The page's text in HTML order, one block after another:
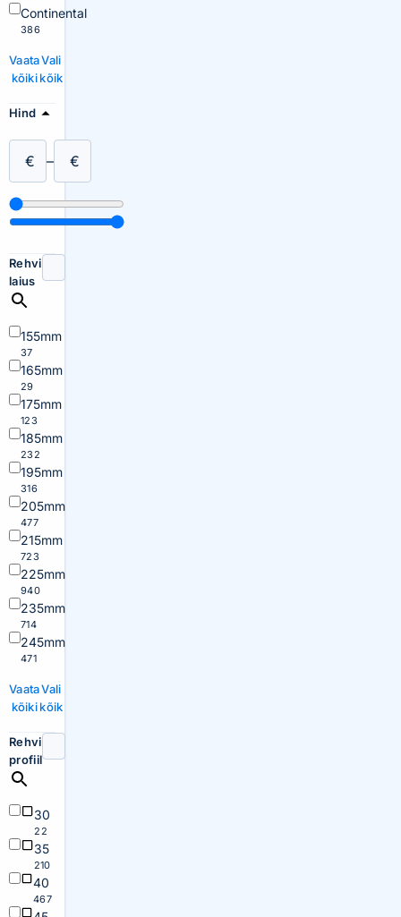
Continental
386
Vaata
kõiki
Vali
kõik
Hind
€ – €
Rehvi
laius
155mm
37
165mm
29
175mm
123
185mm
232
195mm
316
205mm
477
215mm
723
225mm
940
235mm
714
245mm
471
Vaata
kõiki
Vali
kõik
Rehvi
profiil
30
22
35
210
40
467